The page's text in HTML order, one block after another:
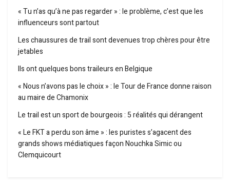
« Tu n’as qu’à ne pas regarder » : le problème, c’est que les
influenceurs sont partout
Les chaussures de trail sont devenues trop chères pour être
jetables
Ils ont quelques bons traileurs en Belgique
« Nous n’avons pas le choix » : le Tour de France donne raison
au maire de Chamonix
Le trail est un sport de bourgeois : 5 réalités qui dérangent
« Le FKT a perdu son âme » : les puristes s’agacent des
grands shows médiatiques façon Nouchka Simic ou
Clemquicourt